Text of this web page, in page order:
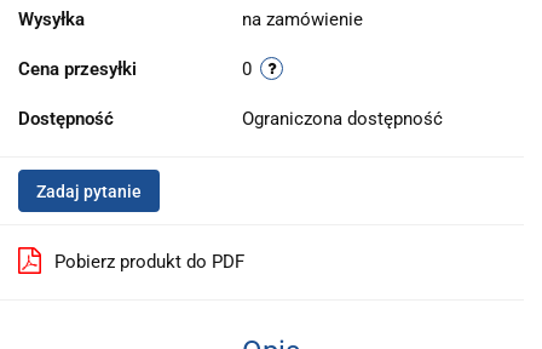
Wysyłka na zamówienie
Cena przesyłki 0
Dostępność Ograniczona dostępność
Zadaj pytanie
Pobierz produkt do PDF